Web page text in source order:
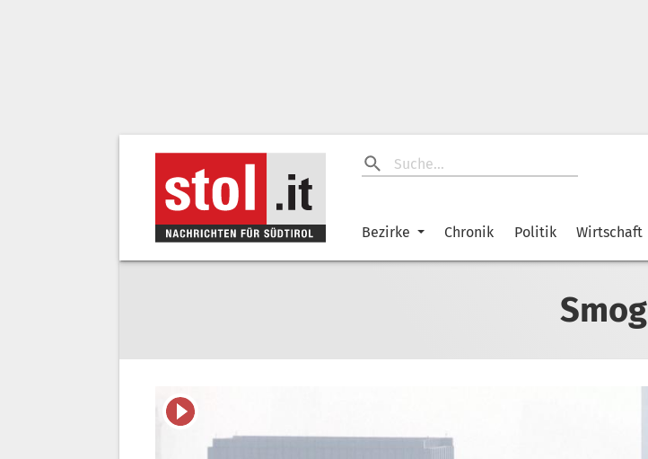
Bezirke Chronik Politik Wirtschaft
Smog